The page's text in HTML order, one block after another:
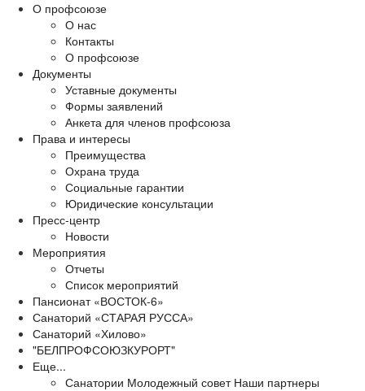
О профсоюзе
О нас
Контакты
О профсоюзе
Документы
Уставные документы
Формы заявлений
Анкета для членов профсоюза
Права и интересы
Преимущества
Охрана труда
Социальные гарантии
Юридические консультации
Пресс-центр
Новости
Мероприятия
Отчеты
Список мероприятий
Пансионат «ВОСТОК-6»
Санаторий «СТАРАЯ РУССА»
Санаторий «Хилово»
"БЕЛПРОФСОЮЗКУРОРТ"
Еще...
Санатории Молодежный совет Наши партнеры